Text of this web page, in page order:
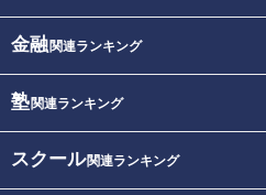
金融関連ランキング
塾関連ランキング
スクール関連ランキング